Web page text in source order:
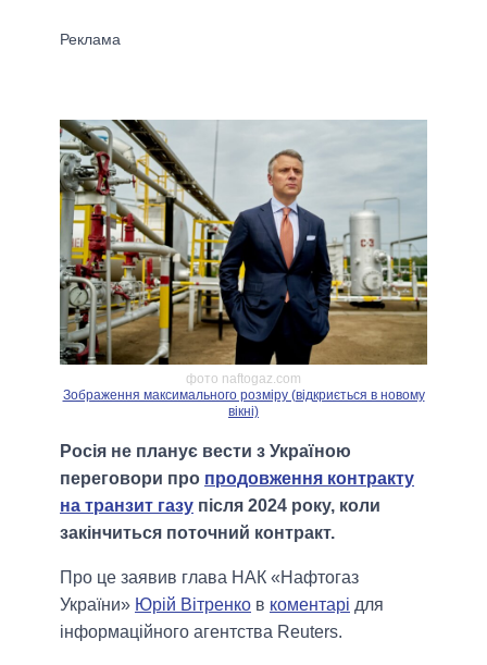
фото naftogaz.com
Зображення максимального розміру (відкриється в новому
вікні)
Росія не планує вести з Україною
переговори про продовження контракту
на транзит газу після 2024 року, коли
закінчиться поточний контракт.
Про це заявив глава НАК «Нафтогаз
України» Юрій Вітренко в коментарі для
інформаційного агентства Reuters.